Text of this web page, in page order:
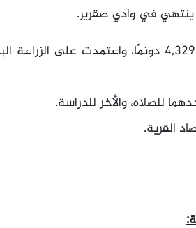
ينتهي في وادي صقرير.
بلغت مساحة أراضي القرية 4,329 دونمًا، واعتمدت
للصلاه، والأخر للدراسة.
القرية.